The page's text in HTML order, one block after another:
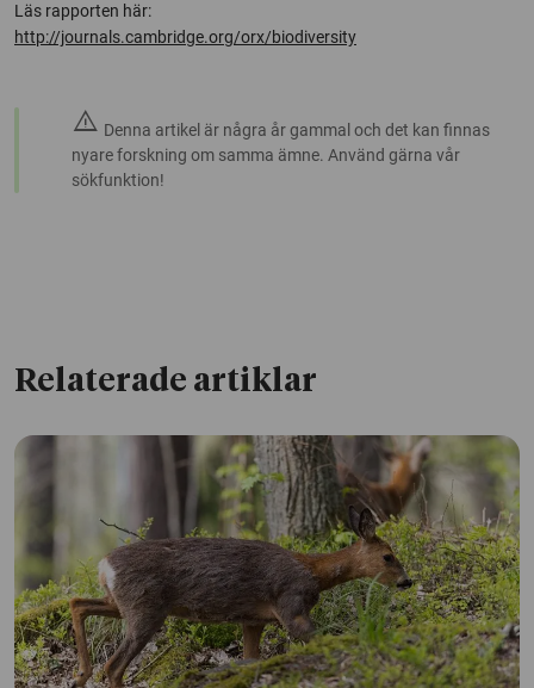
Läs rapporten här:
http://journals.cambridge.org/orx/biodiversity
warning Denna artikel är några år gammal och det kan finnas
nyare forskning om samma ämne. Använd gärna vår
sökfunktion!
Relaterade artiklar